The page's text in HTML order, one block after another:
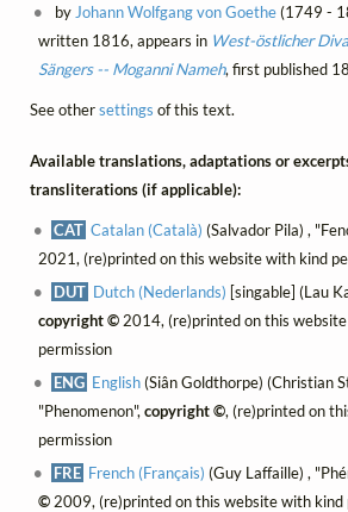
byJohann Wolfgang von Goethe(1749 -
written 1816, appears in West-östlicher
Sängers -- Moganni Nameh, first published
See othersettings of this text.
Available translations, adaptations or
transliterations (if applicable):
CAT Catalan (Català) (Salvador Pila) ,
2021, (re)printed on this website with kind
DUT Dutch (Nederlands) [singable] (Lau
copyright ©2014, (re)printed on this
permission
ENG English(Siân Goldthorpe) (Christian
"Phenomenon", copyright ©, (re)printed on
permission
FRE French (Français) (Guy Laffaille) ,
©2009, (re)printed on this website with kind